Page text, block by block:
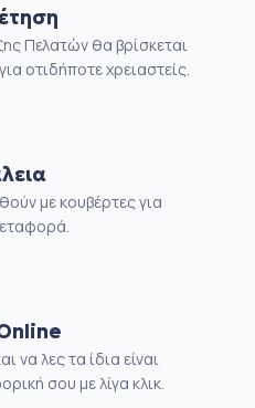
Πελατών θα βρίσκεται
οτιδήποτε χρειαστείς.
με κουβέρτες για
να λες τα ίδια είναι
σου με λίγα κλικ.